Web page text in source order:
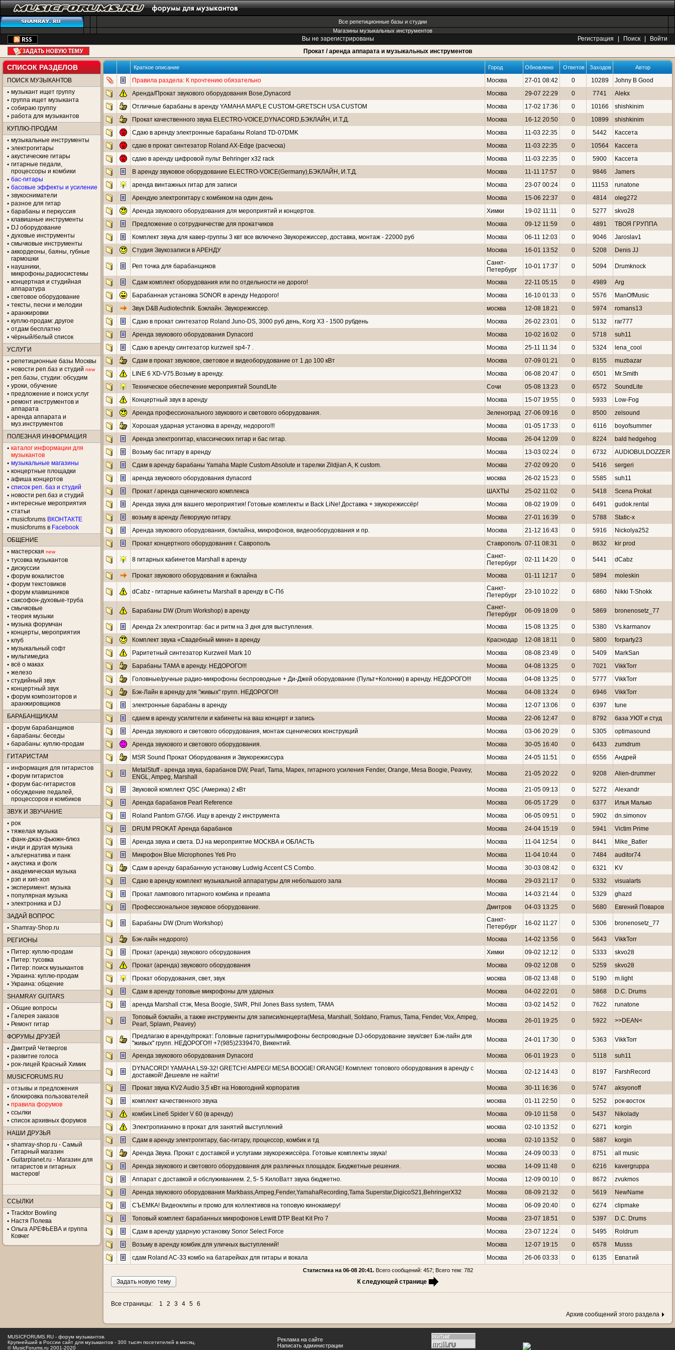
Все репетиционные базы и студии
Магазины музыкальных инструментов
Вы не зарегистрированы Регистрация Поиск
Войти
Прокат / аренда аппарата и музыкальных инструментов
СПИСОК РАЗДЕЛОВ
ПОИСК МУЗЫКАНТОВ
музыкант ищет группу
группа ищет музыканта
собираю группу
работа для музыкантов
КУПЛЮ-ПРОДАМ
музыкальные инструменты
электрогитары
акустические гитары
гитарные педали,
процессоры и комбики
бас-гитары
басовые эффекты и усиление
звукосниматели
разное для гитар
барабаны и перкуссия
клавишные инструменты
DJ оборудование
духовые инструменты
смычковые инструменты
аккордеоны, баяны, губные
гармошки
наушники,
микрофоны,радиосистемы
концертная и студийная
аппаратура
световое оборудование
тексты, песни и мелодии
аранжировки
куплю-продам: другое
отдам бесплатно
чёрный/белый список
УСЛУГИ
репетиционные базы Москвы
новости реп.баз и студий new
реп.базы, студии: обсудим
уроки, обучение
предложение и поиск услуг
ремонт инструментов и
аппарата
аренда аппарата и
муз.инструментов
ПОЛЕЗНАЯ ИНФОРМАЦИЯ
каталог информации для
музыкантов
музыкальные магазины
концертные площадки
aфиша концертов
список реп. баз и студий
новости реп.баз и студий
интересные мероприятия
статьи
musicforums ВКОНТАКТЕ
musicforums в Facebook
ОБЩЕНИЕ
мастерская new
тусовка музыкантов
дискуссии
форум вокалистов
форум текстовиков
форум клавишников
саксофон-духовые-труба
смычковые
теория музыки
музыка форумчан
концерты, мероприятия
клуб
музыкальный софт
мультимедиа
всё о маках
железо
студийный звук
концертный звук
форум композиторов и
аранжировщиков
БАРАБАНЩИКАМ
форум барабанщиков
барабаны: беседы
барабаны: куплю-продам
ГИТАРИСТАМ
информация для гитаристов
форум гитаристов
форум бас-гитаристов
обсуждение педалей,
процессоров и комбиков
ЗВУК И ЗВУЧАНИЕ
рок
тяжелая музыка
фанк-джаз-фьюжн-блюз
инди и другая музыка
альтернатива и панк
акустика и фолк
академическая музыка
рэп и хип-хоп
эксперимент. музыка
популярная музыка
электроника и DJ
ЗАДАЙ ВОПРОС
Shamray-Shop.ru
РЕГИОНЫ
Питер: куплю-продам
Питер: тусовка
Питер: поиск музыкантов
Украина: куплю-продам
Украина: общение
SHAMRAY GUITARS
Общие вопросы
Галерея заказов
Ремонт гитар
ФОРУМЫ ДРУЗЕЙ
Дмитрий Четвергов
развитие голоса
рок-лицей Красный Химик
MUSICFORUMS.RU
отзывы и предложения
блокировка пользователей
правила форумов
ссылки
список архивных форумов
НАШИ ДРУЗЬЯ
shamray-shop.ru - Самый
Гитарный магазин
Guitarplanet.ru - Магазин для
гитаристов и гитарных
мастеров!
ССЫЛКИ
Tracktor Bowling
Настя Полева
Ольга АРЕФЬЕВА и группа
Ковчег
Краткое описание Город Обновлено Ответов Заходов Автор
Правила раздела: К прочтению обязательно Москва 27-01 08:42 0 10289
Johny B Good
Аренда/Прокат звукового оборудования Bose,Dynacord
Москва 29-07 22:29 0 7741
Alekx
Отличные барабаны в аренду YAMAHA MAPLE CUSTOM-GRETSCH USA CUSTOM
Москва 17-02 17:36 0 10166
shishkinim
Прокат качественного звука ELECTRO-VOICE,DYNACORD,БЭКЛАЙН, И.Т.Д.
Москва 16-12 20:50 0 10899
shishkinim
Сдаю в аренду электронные барабаны Roland TD-07DMK
Москва 11-03 22:35 0 5442
Кассета
сдаю в прокат синтезатор Roland AX-Edge (расческа)
Москва 11-03 22:35 0 10564
Кассета
сдаю в аренду цифровой пульт Behringer x32 rack
Москва 11-03 22:35 0 5900
Кассета
В аренду звуковое оборудование ELECTRO-VOICE(Germany),БЭКЛАЙН, И.Т.Д.
Москва 11-11 17:57 0 9846
Jamers
аренда винтажных гитар для записи
Москва 23-07 00:24 0 11153
runatone
Арендую электрогитару с комбиком на один день
Москва 15-06 22:37 0 4814
oleg272
Аренда звукового оборудования для мероприятий и концертов.
Химки 19-02 11:11 0 5277
skvo28
Предложение о сотрудничестве для прокатчиков
Москва 09-12 11:59 0 4891
ТВОЯ ГРУППА
Комплект звука для кавер-группы 3 квт все включено Звукорежиссер, доставка, монтаж - 22000 руб
Москва 06-11 12:03 0 9046
Jaroslav1
Студия Звукозаписи в АРЕНДУ
Москва 16-01 13:52 0 5208 Denis JJ
Реп точка для барабанщиков
Санкт-
Петербург
10-01 17:37 0 5094 Drumknock
Сдам комплект оборудования или по отдельности не дорого! Москва 22-11 05:15 0 4989
Arg
Барабанная установка SONOR в аренду Недорого!
Москва 16-10 01:33 0 5576
ManOfMusic
Звук D&B Audiotechnik. Бэклайн. Звукорежиссер.
москва 12-08 18:21 0 5974
romans13
Сдаю в прокат синтезатор Roland Juno-DS, 3000 руб день, Korg X3 - 1500 рубдень
Москва 26-02 23:01 0 5132
rar777
Аренда звукового оборудования Dynacord
Москва 10-02 16:02 0 5718
suh11
Сдаю в аренду синтезатор kurzweil sp4-7 .
Москва 25-11 11:34 0 5324
lena_cool
Сдам в прокат звуковое, световое и видеоборудование от 1 до 100 кВт
Москва 07-09 01:21 0 8155
muzbazar
LINE 6 XD-V75.Возьму в аренду.
Москва 06-08 20:47 0 6501
Mr.Smith
Техническое обеспечение мероприятий SoundLite
Сочи 05-08 13:23 0 6572
SoundLite
Концертный звук в аренду
Москва 15-07 19:55 0 5933
Low-Fog
Аренда профессионального звукового и светового оборудования.
Зеленоград 27-06 09:16 0 8500
zelsound
Хорошая ударная установка в аренду, недорого!!!
Москва 01-05 17:33 0 6116
boyofsummer
Аренда электрогитар, классических гитар и бас гитар.
Москва 26-04 12:09 0 8224
bald hedgehog
Возьму бас гитару в аренду
Москва 13-03 02:24 0 6732
AUDIOBULDOZZER
Сдам в аренду барабаны Yamaha Maple Custom Absolute и тарелки Zildjian A, K custom.
Москва 27-02 09:20 0 5416
sergeri
аренда звукового оборудования dynacord
москва 26-02 15:23 0 5585
suh11
Прокат / аренда сценического комплекса
ШАХТЫ 25-02 11:02 0 5418
Scena Prokat
Аренда звука для вашего мероприятия! Готовые комплекты и Back LiNe! Доставка + звукорежиссёр!
Москва 08-02 19:09 0 6491
gudok.rental
возьму в аренду Леворукую гитару.
Москва 27-01 16:39 0 5788
Static-x
Аренда звукового оборудования, бэклайна, микрофонов, видеооборудования и пр.
Москва 21-12 16:43 0 5916
Nickolya252
Прокат концертного оборудования г. Саврополь
Ставрополь 07-11 08:31 0 8632 kir prod
8 гитарных кабинетов Marshall в аренду
Санкт-
Петербург
02-11 14:20 0 5441 dCabz
Прокат звукового оборудования и бэклайна Москва 01-11 12:17 0 5894 moleskin
dCabz - гитарные кабинеты Marshall в аренду в С-Пб
Санкт-
Петербург
23-10 10:22 0 6860 Nikki T-Shokk
Барабаны DW (Drum Workshop) в аренду
Санкт-
Петербург
06-09 18:09 0 5869 bronenosetz_77
Аренда 2х электрогитар: бас и ритм на 3 дня для выступления. Москва 15-08 13:25 0 5380
Vs.karmanov
Комплект звука «Свадебный мини» в аренду
Краснодар 12-08 18:11 0 5800
forparty23
Раритетный синтезатор Kurzweil Mark 10
Москва 08-08 23:49 0 5409
MarkSan
Барабаны ТАМА в аренду. НЕДОРОГО!!!
Москва 04-08 13:25 0 7021
VikkTorr
Головные/ручные радио-микрофоны беспроводные + Ди-Джей оборудование (Пульт+Колонки) в аренду. НЕДОРОГО!!!
Москва 04-08 13:25 0 5777
VikkTorr
Бэк-Лайн в аренду для "живых" групп. НЕДОРОГО!!!
Москва 04-08 13:24 0 6946
VikkTorr
электронные барабаны в аренду
Москва 12-07 13:06 0 6397
tune
сдаем в аренду усилители и кабинеты на ваш концерт и запись
Москва 22-06 12:47 0 8792
база УЮТ и студ
Аренда звукового и светового оборудования, монтаж сценических конструкций
Москва 03-06 20:29 0 5305
optimasound
Аренда звукового и светового оборудования.
Москва 30-05 16:40 0 6433
zumdrum
MSR Sound Прокат Оборудования и Звукорежиссура
Москва 24-05 11:51 0 6556
Андрей
MetalStuff - аренда звука, барабанов DW, Pearl, Tama, Mapex, гитарного усиления Fender, Orange, Mesa Boogie, Peavey,
ENGL, Ampeg, Marshall
Москва 21-05 20:22 0 9208 Alien-drummer
Звуковой комплект QSC (Америка) 2 кВт Москва 21-05 09:13 0 5272
Alexandr
Аренда барабанов Pearl Reference
Москва 06-05 17:29 0 6377
Илья Малько
Roland Pantom G7/G6. Ищу в аренду 2 инструмента
Москва 06-05 09:51 0 5902
dn.simonov
DRUM PROKAT Аренда барабанов
Москва 24-04 15:19 0 5941
Victim Prime
Аренда звука и света. DJ на мероприятие МОСКВА и ОБЛАСТЬ
Москва 11-04 12:54 0 8441
Mike_Batler
Микрофон Blue Microphones Yeti Pro
Москва 11-04 10:44 0 7484
auditor74
Сдам в аренду барабанную установку Ludwig Accent CS Combo.
Москва 30-03 08:42 0 6321
KV
Сдаю в аренду комплект музыкальной аппаратуры для небольшого зала
Москва 29-03 21:17 0 5332
visualarts
Прокат лампового гитарного комбика и преампа
Москва 14-03 21:44 0 5329
ghazd
Профессиональное звуковое оборудование.
Дмитров 04-03 13:25 0 5680 Евгений Поваров
Барабаны DW (Drum Workshop)
Санкт-
Петербург
16-02 11:27 0 5306 bronenosetz_77
Бэк-лайн недорого) Москва 14-02 13:56 0 5643
VikkTorr
Прокат (аренда) звукового оборудования
Химки 09-02 12:12 0 5333
skvo28
Прокат (аренда) звукового оборудования
Москва 09-02 12:08 0 5259
skvo28
Прокат оборудования, свет, звук
москва 08-02 13:48 0 5190
m.light
Сдам в аренду топовые микрофоны для ударных
Москва 04-02 22:01 0 5868
D.C. Drums
аренда Marshall стэк, Mesa Boogie, SWR, Phil Jones Bass system, TAMA
Москва 03-02 14:52 0 7622
runatone
Топовый бэклайн, а также инструменты для записи/концерта(Mesa, Marshall, Soldano, Framus, Tama, Fender, Vox, Ampeg,
Pearl, Splawn, Peavey)
Москва 26-01 19:25 0 5922 >>DEAN<
Предлагаю в аренду/прокат: Головные гарнитуры/микрофоны беспроводные DJ-оборудование звук/свет Бэк-лайн для
"живых" групп. НЕДОРОГО!!! +7(985)2339470, Викентий.
Москва 24-01 17:30 0 5363 VikkTorr
Аренда звукового оборудования Dynacord Москва 06-01 19:23 0 5118
suh11
DYNACORD! YAMAHA LS9-32! GRETCH! AMPEG! MESA BOOGIE! ORANGE! Комплект топового оборудования в аренду с
доставкой! Дешевле не найти!
Москва 02-12 14:43 0 8197 FarshRecord
Прокат звука KV2 Audio 3,5 кВт на Новогодний корпоратив Москва 30-11 16:36 0 5747
aksyonoff
комплект качественного звука
москва 01-11 22:50 0 5252
рок-восток
комбик Line6 Spider V 60 (в аренду)
Москва 09-10 11:58 0 5437
Nikolady
Электропианино в прокат для занятий выступлений
москва 02-10 13:52 0 6271
korgin
Сдам в аренду электрогитару, бас-гитару, процессор, комбик и тд
москва 02-10 13:52 0 5887
korgin
Аренда Звука. Прокат с доставкой и услугами звукорежиссёра. Готовые комплекты звука!
Москва 24-09 00:33 0 8751
all music
Аренда звукового и светового оборудования для различных площадок. Бюджетные решения.
москва 14-09 11:48 0 6216
kavergruppa
Аппарат с доставкой и обслуживанием. 2, 5- 5 КилоВатт звука бюджетно.
Москва 12-09 00:10 0 8672
zvukmos
Аренда звукового оборудования Markbass,Ampeg,Fender,YamahaRecording,Tama Superstar,DigicoS21,BehringerX32
Москва 08-09 21:32 0 5619
NewName
СЪЕМКА! Видеоклипы и промо для коллективов на топовую кинокамеру!
Москва 06-09 20:40 0 6274
clipmake
Топовый комплект барабанных микрофонов Lewitt DTP Beat Kit Pro 7
Москва 23-07 18:51 0 5397
D.C. Drums
Сдам в аренду ударную установку Sonor Select Force
Москва 23-07 12:24 0 5495
Roldrum
Возьму в аренду комбик для уличных выступлений!
Москва 12-07 19:15 0 6578
Musss
сдам Roland AC-33 комбо на батарейках для гитары и вокала
Москва 26-06 03:33 0 6135 Евпатий
Статистика на 06-08 20:41.Всего сообщений: 457; Всего тем: 782
Задать новую тему К следующей странице
Все страницы: 1 2 3 4 5 6
Архив сообщений этого раздела
MUSICFORUMS.RU - форум музыкантов.
Крупнейший в России сайт для музыкантов - 300 тысяч посетителей в месяц.
© MusicForums.ru 2001-2020
Реклама на сайте
Написать администрации